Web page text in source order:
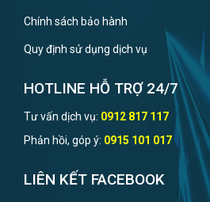
Chính sách bảo hành
Quy định sử dụng dịch vụ
HOTLINE HỖ TRỢ 24/7
Tư vấn dịch vụ: 0912 817 117
Phản hồi, góp ý: 0915 101 017
LIÊN KẾT FACEBOOK